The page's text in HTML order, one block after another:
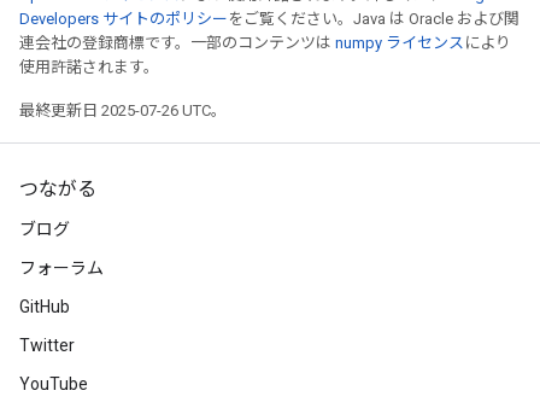
Developers サイトのポリシー をご覧ください。Java は Oracle および関
連会社の登録商標です。一部のコンテンツは numpy ライセンス により
使用許諾されます。
最終更新日 2025-07-26 UTC。
つながる
ブログ
フォーラム
GitHub
Twitter
YouTube